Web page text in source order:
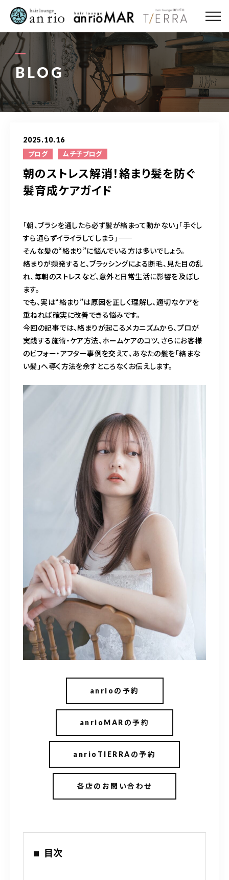
BLOG
2025.10.16
ブログ ムチ子ブログ
朝のストレス解消！絡まり髪を防ぐ
髪育成ケアガイド
「朝、ブラシを通したら必ず髪が絡まって動かない」「手ぐし
すら通らずイライラしてしまう」——
そんな髪の“絡まり”に悩んでいる方は多いでしょう。
絡まりが頻発すると、ブラッシングによる断毛、見た目の乱
れ、毎朝のストレスなど、意外と日常生活に影響を及ぼし
ます。
でも、実は“絡まり”は原因を正しく理解し、適切なケアを
重ねれば確実に改善できる悩みです。
今回の記事では、絡まりが起こるメカニズムから、プロが
実践する施術・ケア方法、ホームケアのコツ、さらにお客様
のビフォー・アフター事例を交えて、あなたの髪を「絡まな
い髪」へ導く方法を余すところなくお伝えします。
anrioの予約
anrioMARの予約
anrioTIERRAの予約
各店のお問い合わせ
目次
ABOUT US
MENU
STYLE
STAFF〈anrio MAR〉
STAFF〈anrio TIERRA〉
BLOG
ACCESS
098-943-5969
【an rio】営業時間 10:00～19:00（日月除く）
【anrio MAR】営業時間 10:00～19:00（日月除く）
098-917-5366
【anrio TIERRA】営業時間 9:00～17:00（日月除く）